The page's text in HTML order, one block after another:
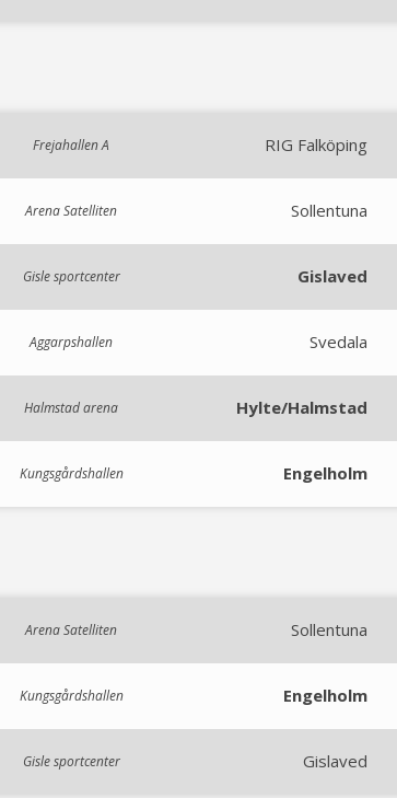
Frejahallen A RIG Falköping
Arena Satelliten Sollentuna
Gisle sportcenter Gislaved
Aggarpshallen Svedala
Halmstad arena Hylte/Halmstad
Kungsgårdshallen Engelholm
Arena Satelliten Sollentuna
Kungsgårdshallen Engelholm
Gisle sportcenter Gislaved